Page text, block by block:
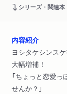
シリーズ・関連本
内容紹介
ヨシタケシンス
大幅増補！
「ちょっと恋愛
せんか？」